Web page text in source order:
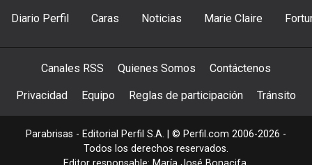
Diario Perfil Caras Noticias Marie Claire
Canales RSS Quienes Somos Contáctenos
Privacidad Equipo Reglas de participación Tránsito
Parabrisas - Editorial Perfil S.A. | © Perfil.com 2006-2026 -
Todos los derechos reservados.